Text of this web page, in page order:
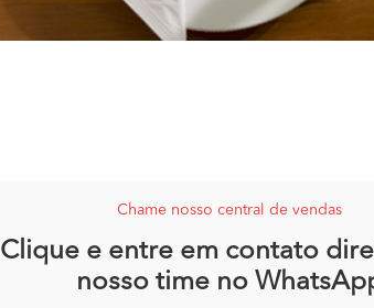
Chame nosso central de vendas
Clique e entre em contato
nosso time no